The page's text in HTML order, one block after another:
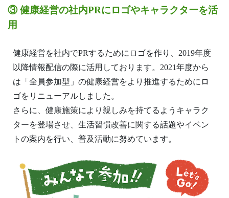
③ 健康経営の社内PRにロゴやキャラクターを活
用
健康経営を社内でPRするためにロゴを作り、2019年度
以降情報配信の際に活用しております。2021年度から
は「全員参加型」の健康経営をより推進するためにロ
ゴをリニューアルしました。
さらに、健康施策により親しみを持てるようキャラク
ターを登場させ、生活習慣改善に関する話題やイベン
トの案内を行い、普及活動に努めています。